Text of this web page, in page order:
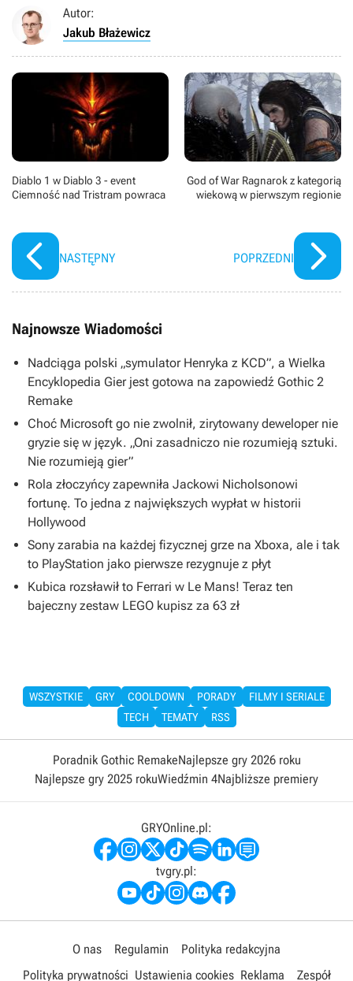
Autor:
Jakub Błażewicz
Diablo 1 w Diablo 3 - event
Ciemność nad Tristram powraca
NASTĘPNY
God of War Ragnarok z kategorią
wiekową w pierwszym regionie
POPRZEDNI
Najnowsze Wiadomości
Nadciąga polski „symulator Henryka z KCD”, a Wielka
Encyklopedia Gier jest gotowa na zapowiedź Gothic 2
Remake
Choć Microsoft go nie zwolnił, zirytowany deweloper nie
gryzie się w język. „Oni zasadniczo nie rozumieją sztuki.
Nie rozumieją gier”
Rola złoczyńcy zapewniła Jackowi Nicholsonowi
fortunę. To jedna z największych wypłat w historii
Hollywood
Sony zarabia na każdej fizycznej grze na Xboxa, ale i tak
to PlayStation jako pierwsze rezygnuje z płyt
Kubica rozsławił to Ferrari w Le Mans! Teraz ten
bajeczny zestaw LEGO kupisz za 63 zł
WSZYSTKIE GRY COOLDOWN PORADY
FILMY I SERIALE
TECH
TEMATY RSS
Poradnik Gothic RemakeNajlepsze gry 2026 roku
Najlepsze gry 2025 rokuWiedźmin 4Najbliższe premiery
GRYOnline.pl:
tvgry.pl:
O nas Regulamin
Polityka redakcyjna
Polityka prywatności Ustawienia cookies Reklama Zespół